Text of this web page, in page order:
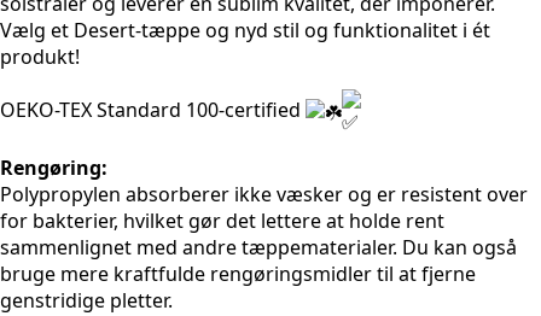
Vælg et Desert-tæppe og nyd stil og funktionalitet i ét
produkt!
OEKO-TEX Standard 100-certified
Rengøring:
Polypropylen absorberer ikke væsker og er resistent over
for bakterier, hvilket gør det lettere at holde rent
sammenlignet med andre tæppematerialer. Du kan også
bruge mere kraftfulde rengøringsmidler til at fjerne
genstridige pletter.